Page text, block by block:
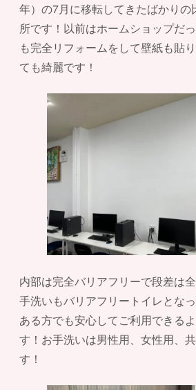
年）の7月に移転してきたばかりの
所です！以前はホームショップだ
も完全リフォームをして壁紙も貼
ても綺麗です！
内部は完全バリアフリーで段差は
手洗いもバリアフリートイレとな
ある方でも安心してご利用できる
す！お手洗いは男性用、女性用、
す！